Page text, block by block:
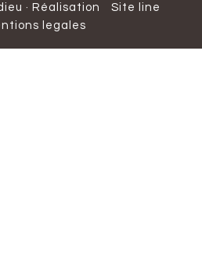
· Réalisation
Site line
legales